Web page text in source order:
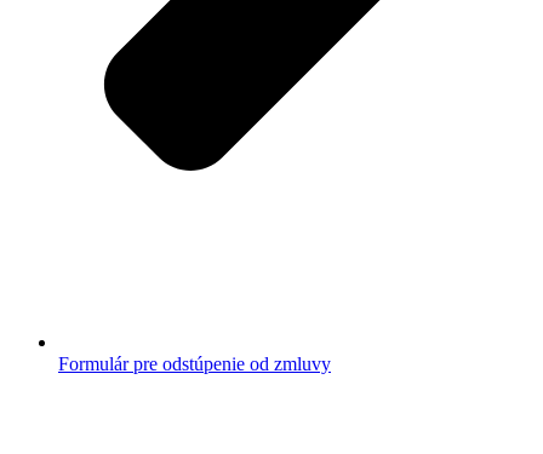
Formulár pre odstúpenie od zmluvy